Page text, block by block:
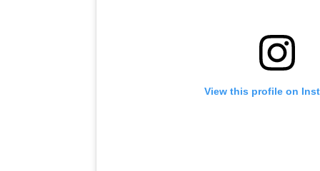
View this profile on